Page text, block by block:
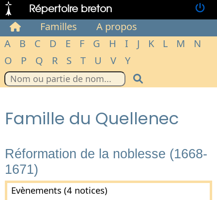
Répertoire breton
Familles
A propos
A
B C D E F G H I J K L M
N
O
P Q R S T U V Y
Famille du Quellenec
Réformation de la noblesse (1668-
1671)
Evènements (4 notices)